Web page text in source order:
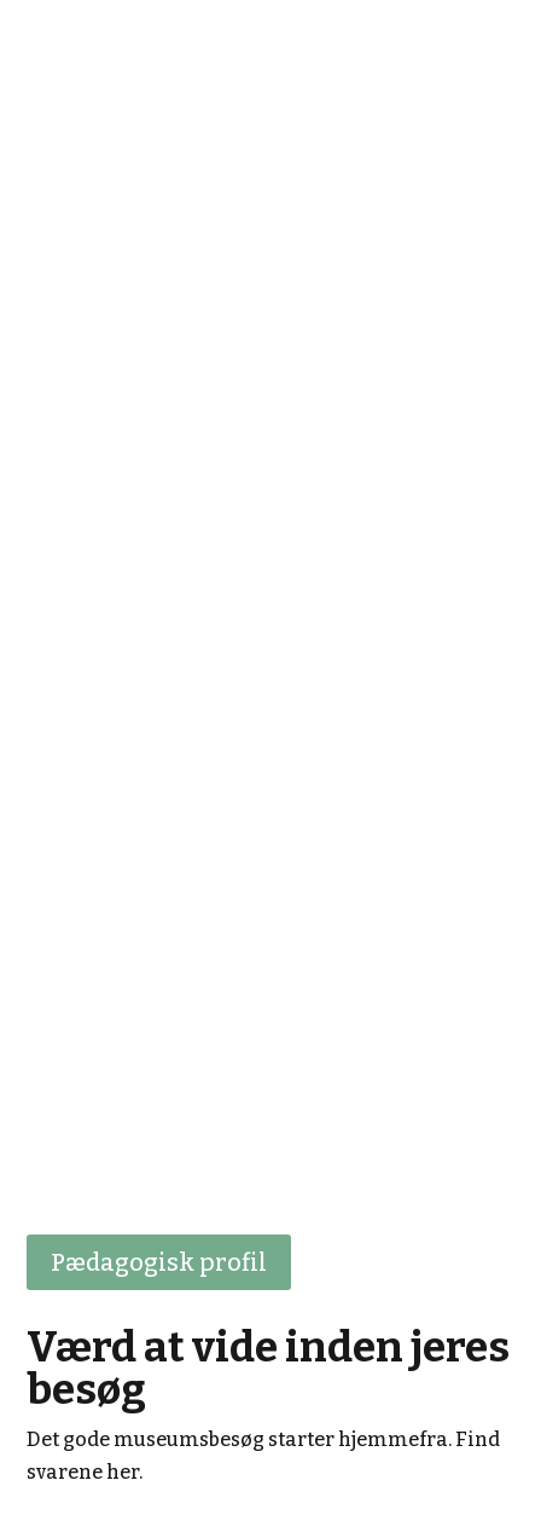
Pædagogisk profil
Værd at vide inden jeres
besøg
Det gode museumsbesøg starter hjemmefra. Find
svarene her.